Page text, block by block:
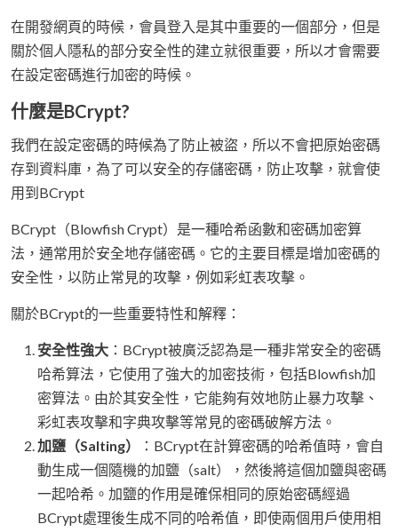
在開發網頁的時候，會員登入是其中重要的一個部分，但是
關於個人隱私的部分安全性的建立就很重要，所以才會需要
在設定密碼進行加密的時候。
什麼是BCrypt?
我們在設定密碼的時候為了防止被盜，所以不會把原始密碼
存到資料庫，為了可以安全的存儲密碼，防止攻擊，就會使
用到BCrypt
BCrypt（Blowfish Crypt）是一種哈希函數和密碼加密算
法，通常用於安全地存儲密碼。它的主要目標是增加密碼的
安全性，以防止常見的攻擊，例如彩虹表攻擊。
關於BCrypt的一些重要特性和解釋：
安全性強大 ：BCrypt被廣泛認為是一種非常安全的密碼
哈希算法，它使用了強大的加密技術，包括Blowfish加
密算法。由於其安全性，它能夠有效地防止暴力攻擊、
彩虹表攻擊和字典攻擊等常見的密碼破解方法。
加鹽（Salting）
：BCrypt在計算密碼的哈希值時，會自
動生成一個隨機的加鹽（salt），然後將這個加鹽與密碼
一起哈希。加鹽的作用是確保相同的原始密碼經過
BCrypt處理後生成不同的哈希值，即使兩個用戶使用相